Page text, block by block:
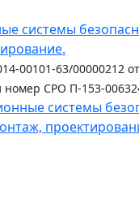
00101-63/00000212
номер СРО П-153-